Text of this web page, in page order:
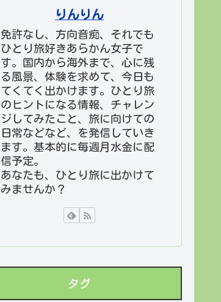
りんりん
免許なし、方向音痴、それでも
ひとり旅好きあらかん女子で
す。国内から海外まで、心に残
る風景、体験を求めて、今日も
てくてく出かけます。ひとり旅
のヒントになる情報、チャレン
ジしてみたこと、旅に向けての
日常などなど、を発信していき
ます。基本的に毎週月水金に配
信予定。
あなたも、ひとり旅に出かけて
みませんか？
タグ